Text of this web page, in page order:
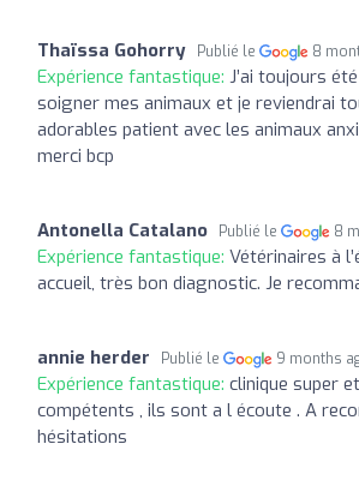
Thaïssa Gohorry Publié le 8
Expérience fantastique: J’ai toujours
soigner mes animaux et je reviendrai
adorables patient avec les animaux
merci bcp
Antonella Catalano Publié le 8
Expérience fantastique: Vétérinaires à
accueil, très bon diagnostic. Je
annie herder Publié le 9 months
Expérience fantastique: clinique super
compétents , ils sont a l écoute . A
hésitations